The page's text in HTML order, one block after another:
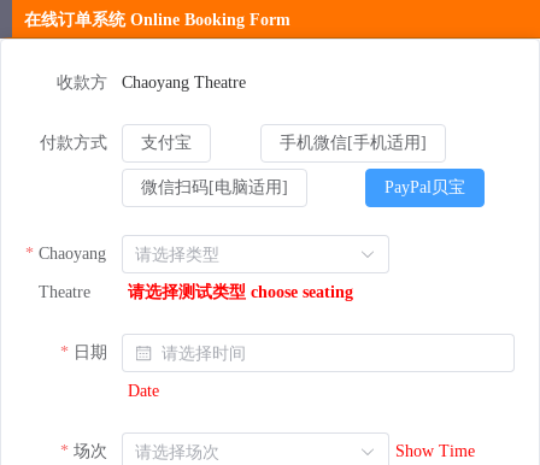
在线订单系统 Online Booking Form
收款方 Chaoyang Theatre
付款方式 支付宝 手机微信[手机适用]
微信扫码[电脑适用] PayPal贝宝
Chaoyang
Theatre 请选择测试类型 choose seating
日期
Date
场次 Show Time